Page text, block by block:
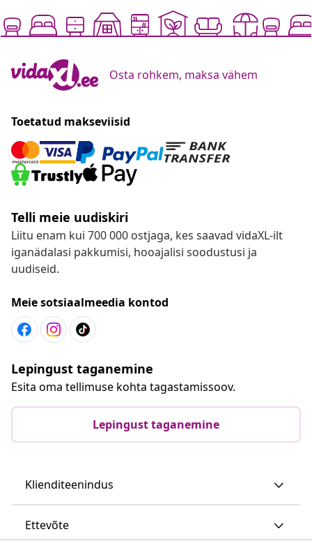
Osta rohkem, maksa vähem
Toetatud makseviisid
Telli meie uudiskiri
Liitu enam kui 700 000 ostjaga, kes saavad vidaXL-ilt
iganädalasi pakkumisi, hooajalisi soodustusi ja
uudiseid.
Meie sotsiaalmeedia kontod
Lepingust taganemine
Esita oma tellimuse kohta tagastamissoov.
Lepingust taganemine
Klienditeenindus
Ettevõte